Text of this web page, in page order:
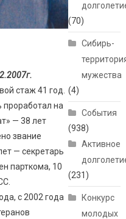
стаж 41 год.
проработал на
— 38 лет
звание
— секретарь
парткома, 10
с 2002 года
(70)
Сибирь-
мужества
(4)
События
(938)
Активное
(231)
Конкурс
молодых